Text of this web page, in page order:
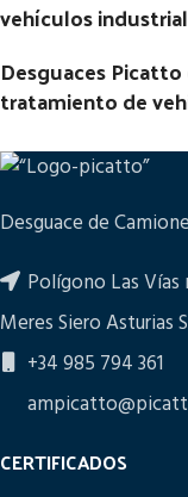
vehículos
Desguaces
tratamiento de
Desguace de
Polígono Las Vías
Meres Siero Asturias
+34 985 794 361
CERTIFICADOS